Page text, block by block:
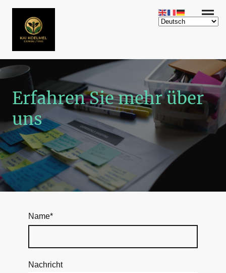
Erfahren Sie mehr über
uns
Name*
Nachricht